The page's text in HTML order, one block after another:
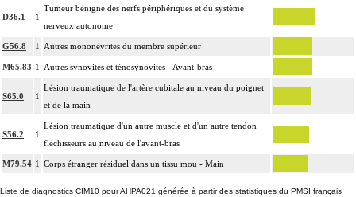
D36.1 1
Tumeur bénigne des nerfs périphériques et du système
nerveux autonome
G56.8 1 Autres mononévrites du membre supérieur
M65.83 1 Autres synovites et ténosynovites - Avant-bras
S65.0 1
Lésion traumatique de l'artère cubitale au niveau du poignet
et de la main
S56.2 1
Lésion traumatique d'un autre muscle et d'un autre tendon
fléchisseurs au niveau de l'avant-bras
M79.54 1 Corps étranger résiduel dans un tissu mou - Main
Liste de diagnostics CIM10 pour AHPA021 générée à partir des statistiques du PMSI français